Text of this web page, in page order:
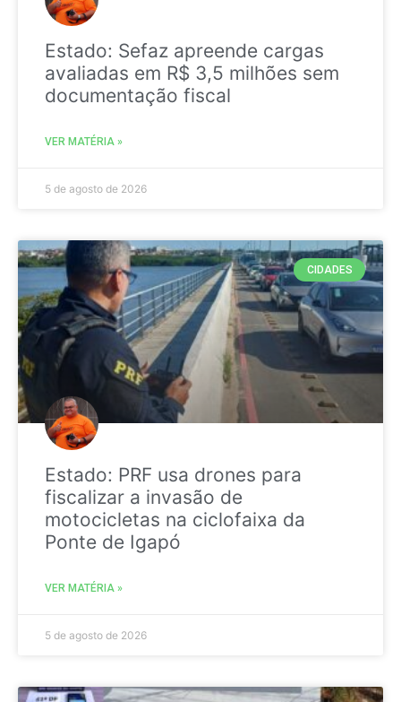
Estado: Sefaz apreende cargas
avaliadas em R$ 3,5 milhões sem
documentação fiscal
VER MATÉRIA »
5 de agosto de 2026
CIDADES
Estado: PRF usa drones para
fiscalizar a invasão de
motocicletas na ciclofaixa da
Ponte de Igapó
VER MATÉRIA »
5 de agosto de 2026